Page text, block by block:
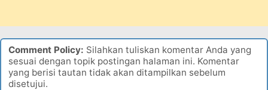
Comment Policy: Silahkan tuliskan komentar Anda yang
sesuai dengan topik postingan halaman ini. Komentar
yang berisi tautan tidak akan ditampilkan sebelum
disetujui.